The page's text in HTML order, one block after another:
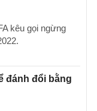
kêu gọi ngừng
đánh đổi bằng